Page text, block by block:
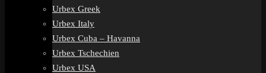
Urbex Greek
Urbex Italy
Urbex Cuba – Havanna
Urbex Tschechien
Urbex USA